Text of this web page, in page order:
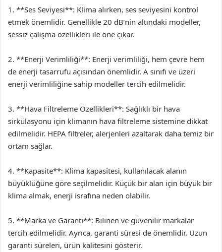
1. **Ses Seviyesi**: Klima alırken, ses seviyesini kontrol
etmek önemlidir. Genellikle 20 dB’nin altındaki modeller,
sessiz çalışma özellikleri ile öne çıkar.
2. **Enerji Verimliliği**: Enerji verimliliği, hem çevre hem
de enerji tasarrufu açısından önemlidir. A sınıfı ve üzeri
enerji verimliliğine sahip modeller tercih edilmelidir.
3. **Hava Filtreleme Özellikleri**: Sağlıklı bir hava
sirkülasyonu için klimanın hava filtreleme sistemine dikkat
edilmelidir. HEPA filtreler, alerjenleri azaltarak daha temiz bir
ortam sağlar.
4. **Kapasite**: Klima kapasitesi, kullanılacak alanın
büyüklüğüne göre seçilmelidir. Küçük bir alan için büyük bir
klima almak, enerji israfına neden olabilir.
5. **Marka ve Garanti**: Bilinen ve güvenilir markalar
tercih edilmelidir. Ayrıca, garanti süresi de önemlidir. Uzun
garanti süreleri, ürün kalitesini gösterir.